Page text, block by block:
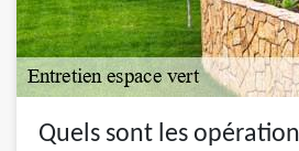
Quels sont les